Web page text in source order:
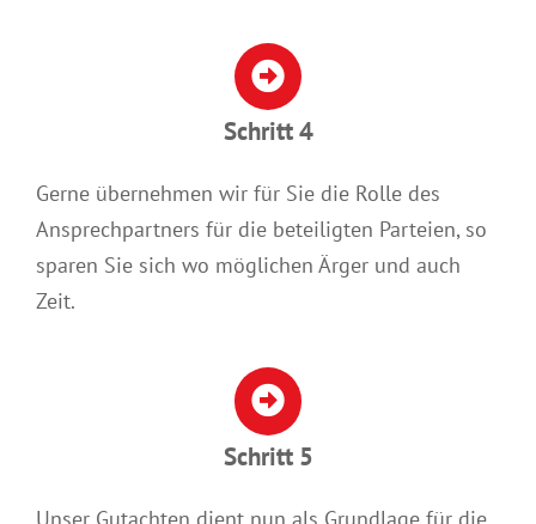
Schritt 4
Gerne übernehmen wir für Sie die Rolle des
Ansprechpartners für die beteiligten Parteien, so
sparen Sie sich wo möglichen Ärger und auch
Zeit.
Schritt 5
Unser Gutachten dient nun als Grundlage für die